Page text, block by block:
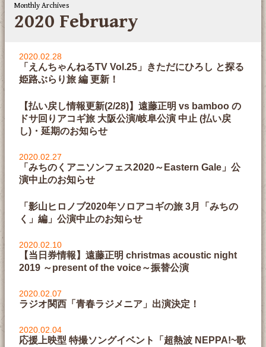
Monthly Archives
2020 February
2020.02.28
「えんちゃんねるTV Vol.25」きただにひろし と探る
姫路ぶらり旅 編 更新！
【払い戻し情報更新(2/28)】遠藤正明 vs bamboo の
ドサ回りアコギ旅 大阪公演/岐阜公演 中止 (払い戻
し)・延期のお知らせ
2020.02.27
「みちのくアニソンフェス2020～Eastern Gale」公
演中止のお知らせ
「影山ヒロノブ2020年ソロアコギの旅 3月「みちの
く」編」公演中止のお知らせ
2020.02.10
【当日券情報】遠藤正明 christmas acoustic night
2019 ～present of the voice～振替公演
2020.02.07
ラジオ関西「青春ラジメニア」出演決定！
2020.02.04
応援上映型 特撮ソングイベント「超熱波 NEPPA!~歌